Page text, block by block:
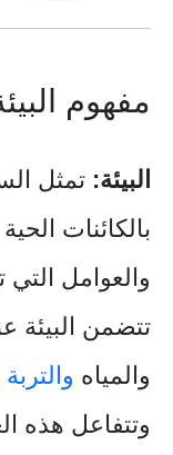
مفهوم
البيئة: تمثل
بالكائنات
والعوامل
تتضمن البيئة
والمياه والتربة
وتتفاعل هذه